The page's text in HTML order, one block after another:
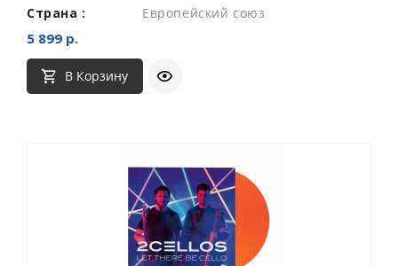
Страна :
Европейский союз
5 899 р.
В Корзину